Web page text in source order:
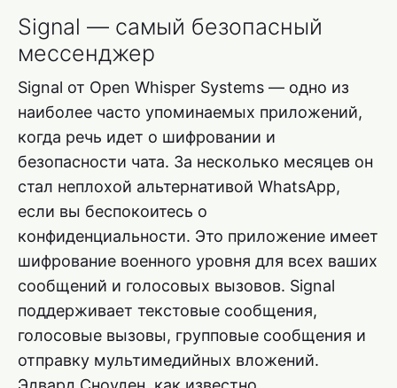
Signal — самый безопасный
мессенджер
Signal от Open Whisper Systems — одно из
наиболее часто упоминаемых приложений,
когда речь идет о шифровании и
безопасности чата. За несколько месяцев он
стал неплохой альтернативой WhatsApp,
если вы беспокоитесь о
конфиденциальности. Это приложение имеет
шифрование военного уровня для всех ваших
сообщений и голосовых вызовов. Signal
поддерживает текстовые сообщения,
голосовые вызовы, групповые сообщения и
отправку мультимедийных вложений.